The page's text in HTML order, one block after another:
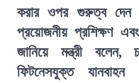
করার ওপর গুরুত্ব দেন
প্রয়োজনীয় প্রশিক্ষণ
জানিয়ে মন্ত্রী বলেন,
ফিটনেসযুক্ত যানবাহন